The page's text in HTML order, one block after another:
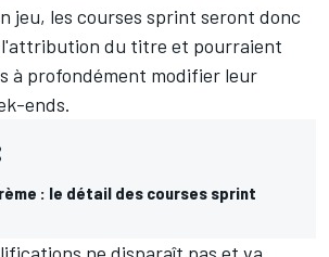
jeu, les courses sprint seront donc
l'attribution du titre et pourraient
à profondément modifier leur
ends.
: le détail des courses sprint